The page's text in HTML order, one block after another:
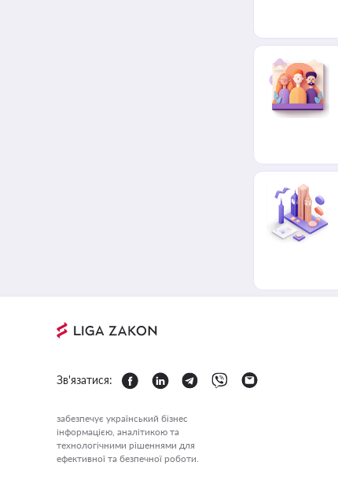
Зв'язатися:
забезпечує український бізнес
інформацією, аналітикою та
технологічними рішеннями для
ефективної та безпечної роботи.